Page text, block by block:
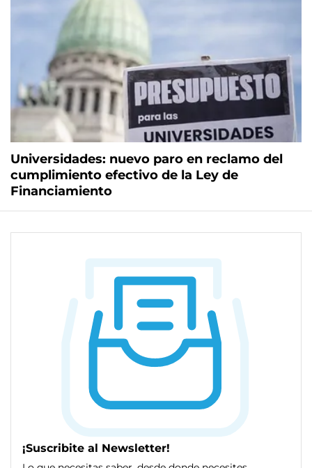
Universidades: nuevo paro en reclamo del
cumplimiento efectivo de la Ley de
Financiamiento
¡Suscribite al Newsletter!